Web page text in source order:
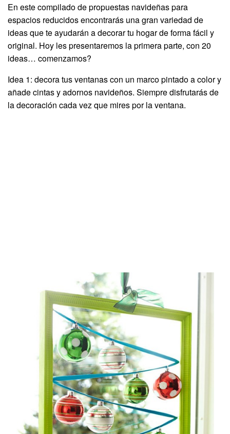
En este compilado de propuestas navideñas para
espacios reducidos encontrarás una gran variedad de
ideas que te ayudarán a decorar tu hogar de forma fácil y
original. Hoy les presentaremos la primera parte, con 20
ideas… comenzamos?
Idea 1: decora tus ventanas con un marco pintado a color y
añade cintas y adornos navideños. Siempre disfrutarás de
la decoración cada vez que mires por la ventana.